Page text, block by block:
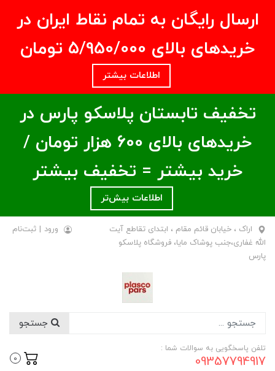
ارسال رایگان به تمام نقاط ایران در
خریدهای بالای ۵/950/000 تومان
اطلاعات بیشتر
تخفیف تابستان پلاسکو پارس در
خریدهای بالای ۶00 هزار تومان /
خرید بیشتر = تخفیف بیشتر
اطلاعات بیش‌تر
اراک ، خیابان قائم مقام ، ابتدای تقاطع آیت
الله غفاری،جنب پوشاک مایا، فروشگاه پلاسکو
پارس
ورود | ثبت‌نام
تلفن پاسخگویی به سوالات شما :
09357794917
0